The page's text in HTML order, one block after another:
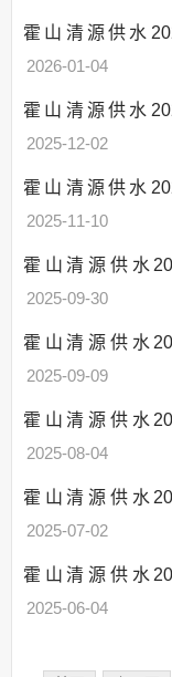
霍山清源供水
2026-01-04
霍山清源供水
2025-12-02
霍山清源供水
2025-11-10
霍山清源供水
2025-09-30
霍山清源供水
2025-09-09
霍山清源供水
2025-08-04
霍山清源供水
2025-07-02
霍山清源供水
2025-06-04